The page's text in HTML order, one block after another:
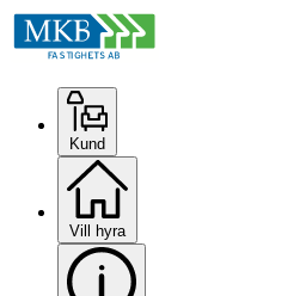
Kund
Vill hyra